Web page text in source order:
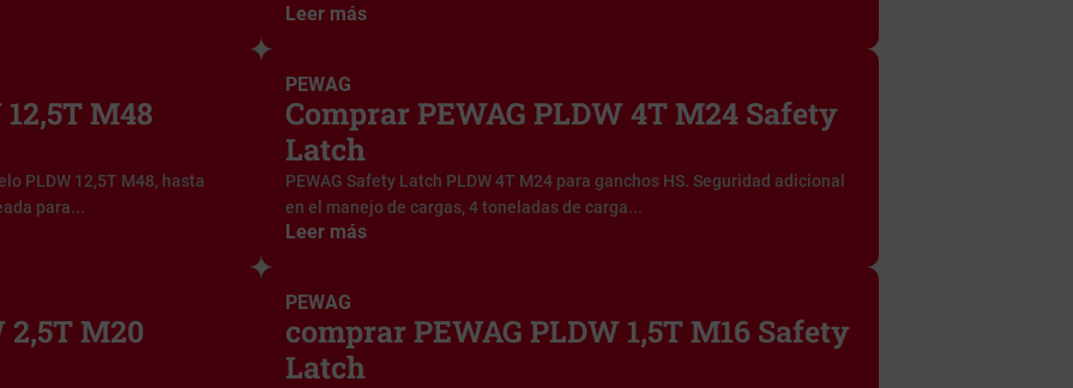
Leer más
M48
PLDW 12,5T M48, hasta
para...
PEWAG
Comprar PEWAG PLDW 4T M24 Safety
Latch
PEWAG Safety Latch PLDW 4T M24 para ganchos HS. Seguridad adicional
en el manejo de cargas, 4 toneladas de carga...
Leer más
2,5T M20
PEWAG
comprar PEWAG PLDW 1,5T M16 Safety
Latch